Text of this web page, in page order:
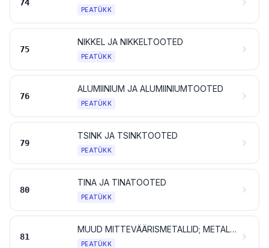
74
PEATÜKK
75
NIKKEL JA NIKKELTOOTED
PEATÜKK
76
ALUMIINIUM JA ALUMIINIUMTOOTED
PEATÜKK
79
TSINK JA TSINKTOOTED
PEATÜKK
80
TINA JA TINATOOTED
PEATÜKK
81
MUUD MITTEVÄÄRISMETALLID; METALLKERAAMIKA; TOOTED NENDEST
PEATÜKK